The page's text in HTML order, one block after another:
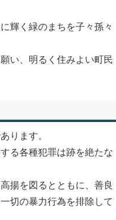
輝く緑のまちを子々孫々
い、明るく住みよい町民
ります。
る各種犯罪は跡を絶たな
揚を図るとともに、善良
切の暴力行為を排除して